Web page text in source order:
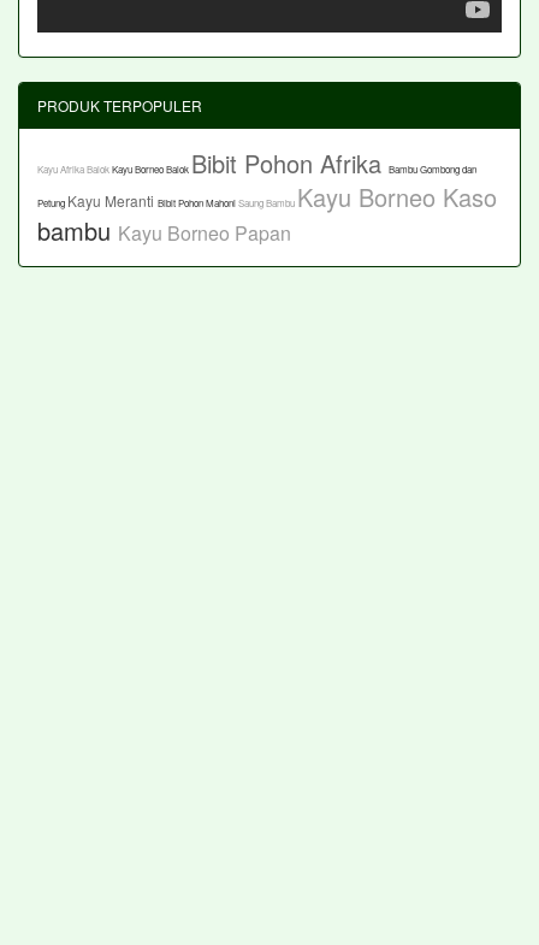
PRODUK TERPOPULER
Kayu Afrika BalokKayu Borneo Balok Bibit Pohon Afrika Bambu Gombong dan
Petung Kayu Meranti Bibit Pohon MahoniSaung Bambu Kayu Borneo Kaso
bambu Kayu Borneo Papan